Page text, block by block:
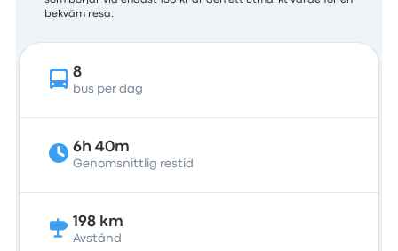
bekväm resa.
8
bus per dag
6h 40m
Genomsnittlig restid
198 km
Avstånd